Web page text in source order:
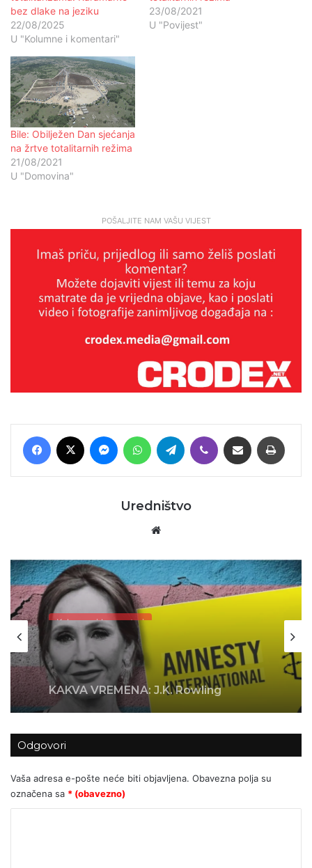
bez dlake na jeziku
22/08/2025
U "Kolumne i komentari"
23/08/2021
U "Povijest"
Bile: Obilježen Dan sjećanja
na žrtve totalitarnih režima
21/08/2021
U "Domovina"
POŠALJITE NAM VAŠU VIJEST
Facebook MessengerWhatsAppTelegram Viber Podijeli putem E-maila
Uredništvo
Kolumne i komentari
1 tjedan ago
KAKVA VREMENA: J.K. Rowling
otvorila centar za pomoć silovanim
ženama, Amnesty ga proglasio
“problematičnim”
Odgovori
Vaša adresa e-pošte neće biti objavljena. Obavezna polja su
označena sa * (obavezno)